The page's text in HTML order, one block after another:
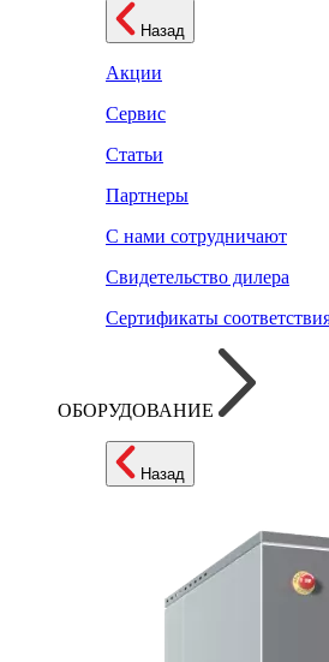
Назад
Акции
Сервис
Статьи
Партнеры
С нами сотрудничают
Свидетельство дилера
Сертификаты
ОБОРУДОВАНИЕ
Назад